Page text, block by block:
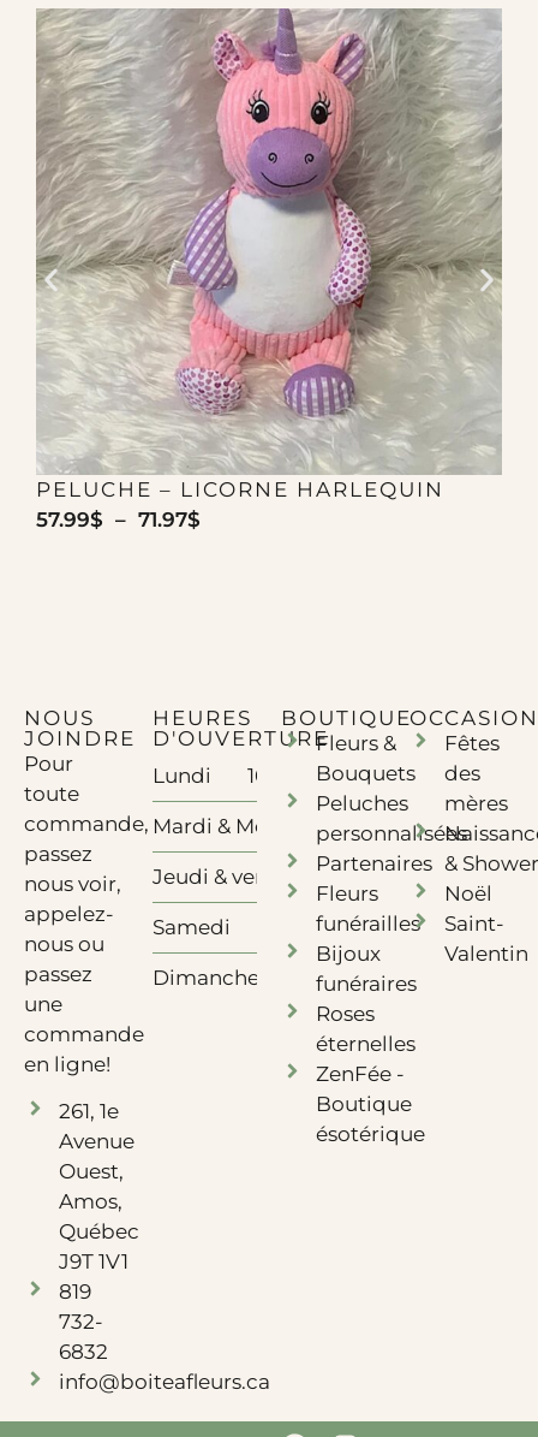
PELUCHE – LICORNE HARLEQUIN
57.99$ – 71.97$
NOUS
JOINDRE
Pour
toute
commande,
passez
nous voir,
appelez-
nous ou
passez
une
commande
en ligne!
261, 1e
Avenue
Ouest,
Amos,
Québec
J9T 1V1
819
732-
6832
info@boiteafleurs.ca
HEURES
D'OUVERTURE
Lundi
10h à 17h - Télétravail
Mardi & Mercredi 10h à 17h
Jeudi & vendredi 10h à 18h
Samedi 10h à 12h
Dimanche Fermé
BOUTIQUE
Fleurs &
Bouquets
Peluches
personnalisées
Partenaires
Fleurs
funérailles
Bijoux
funéraires
Roses
éternelles
ZenFée -
Boutique
ésotérique
Fêtes
des
mères
& Shower
Noël
Saint-
Valentin